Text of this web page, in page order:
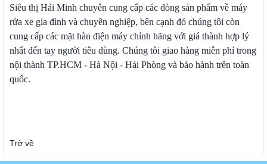
Siêu thị Hải Minh chuyên cung cấp các dòng sản phẩm về máy
rửa xe gia đình và chuyên nghiệp, bên cạnh đó chúng tôi còn
cung cấp các mặt hàn điện máy chính hãng với giá thành hợp lý
nhất đến tay người tiêu dùng. Chúng tôi giao hàng miễn phí trong
nội thành TP.HCM - Hà Nội - Hải Phòng và bảo hành trên toàn
quốc.
Trở về